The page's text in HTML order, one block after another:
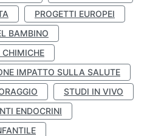
PROGETTI EUROPEI
BAMBINO
CHIMICHE
IMPATTO SULLA SALUTE
STUDI IN VIVO
ENDOCRINI